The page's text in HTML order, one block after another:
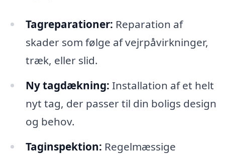
Tagreparationer: Reparation af
skader som følge af vejrpåvirkninger,
træk, eller slid.
Ny tagdækning: Installation af et helt
nyt tag, der passer til din boligs design
og behov.
Taginspektion: Regelmæssige